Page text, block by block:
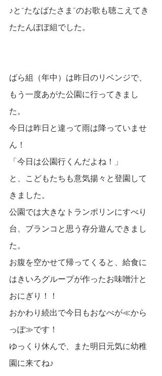
♪と“たなばたさま”のお歌も聴こえてき
たたんぽぽ組でした。
ばら組（年中）は昨日のリベンジで、
もう一度あがた公園に行ってきまし
た。
今日は昨日と違って雨は降っていませ
ん！
「今日は公園行くんだよね！」
と、こどもたちも意気揚々と登園して
きました。
公園では大きなトランポリンにすべり
台、ブランコと思う存分遊んできまし
た。
お腹を空かせて帰ってくると、給食に
はきいろグループが作ったお味噌汁と
おにぎり！！
おかわり続出で今日もおなべが≪から
っぽ≫です！
ゆっくり休んで、また明日元気に幼稚
園に来てね♪